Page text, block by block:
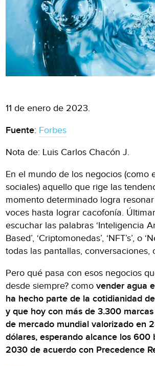
11 de enero de 2023.
Fuente: Forbes
Nota de: Luis Carlos Chacón J.
En el mundo de los negocios (como
sociales) aquello que rige las
momento determinado logra
voces hasta lograr cacofonía.
escuchar las palabras ‘Inteligencia
Based’, ‘Criptomonedas’, ‘NFT’s’, o
todas las pantallas, conversaciones,
Pero qué pasa con esos negocios
desde siempre? comovender agua
ha hecho parte de la cotidianidad
y que hoy con más de 3.300
de mercado mundial valorizado en
dólares, esperando alcance los 600
2030 de acuerdo con Precedence